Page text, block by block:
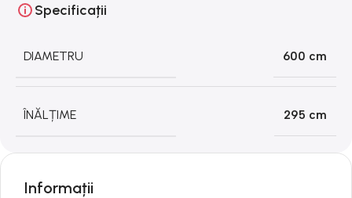
Specificații
DIAMETRU 600 cm
ÎNĂLȚIME 295 cm
Informații